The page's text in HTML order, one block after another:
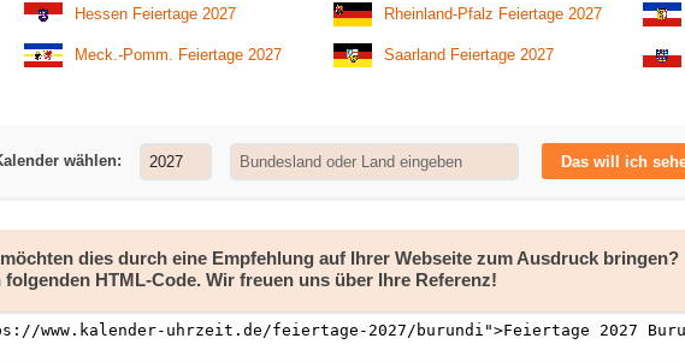
Hessen Feiertage 2027
Meck.-Pomm. Feiertage 2027
Rheinland-Pfalz Feiertage 2027
Saarland Feiertage 2027
wählen: Das will ich
dies durch eine Empfehlung auf Ihrer Webseite zum Ausdruck bringen?
HTML-Code. Wir freuen uns über Ihre Referenz!